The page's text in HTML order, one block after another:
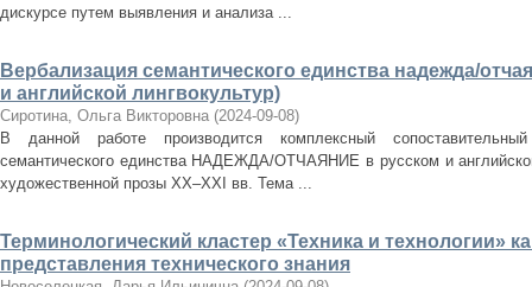
дискурсе путем выявления и анализа ...
Вербализация семантического единства надежда/
и английской лингвокультур)
Сиротина, Ольга Викторовна (2024-09-08)
В данной работе производится комплексный
семантического единства НАДЕЖДА/ОТЧАЯНИЕ в русском и
художественной прозы XX–XXI вв. Тема ...
Терминологический кластер «Техника и технологии»
представления технического знания